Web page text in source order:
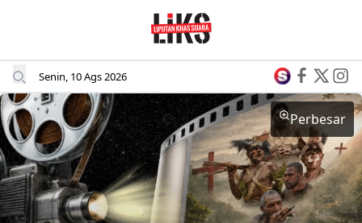
Senin, 10 Ags 2026
Perbesar